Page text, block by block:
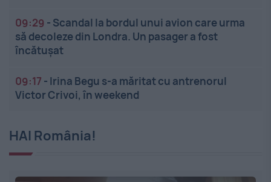
09:29 - Scandal la bordul unui avion care urma
să decoleze din Londra. Un pasager a fost
încătușat
09:17 - Irina Begu s-a măritat cu antrenorul
Victor Crivoi, în weekend
HAI România!